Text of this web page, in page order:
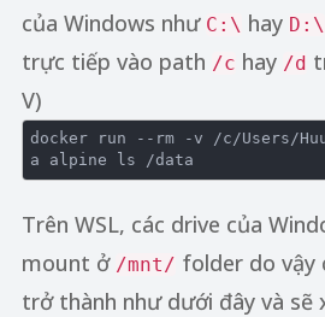
của Windows như C:\ hay D:\
trực tiếp vào path /c hay /d
V)
docker run --rm -v /c/Users/
Trên WSL, các drive của
mount ở /mnt/ folder do vậy
trở thành như dưới đây và sẽ